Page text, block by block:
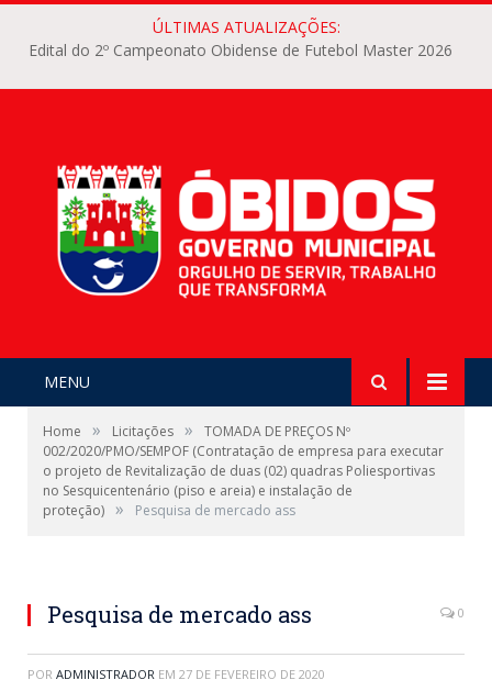
ÚLTIMAS ATUALIZAÇÕES:
Edital do 2º Campeonato Obidense de Futebol Master 2026
MENU
Home » Licitações »
TOMADA DE PREÇOS Nº
002/2020/PMO/SEMPOF (Contratação de empresa para executar
o projeto de Revitalização de duas (02) quadras Poliesportivas
no Sesquicentenário (piso e areia) e instalação de
proteção) » Pesquisa de mercado ass
Pesquisa de mercado ass 0
POR ADMINISTRADOR EM 27 DE FEVEREIRO DE 2020